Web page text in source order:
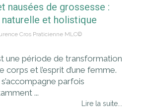
nausées de grossesse :
naturelle et holistique
Cros Praticienne MLC©
une période de transformation
et l’esprit d’une femme.
parfois
...
Lire la suite...